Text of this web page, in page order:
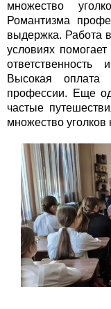
множество
Романтизма
выдержка. Работа
условиях
Высокая
профессии. Еще
частые
множество